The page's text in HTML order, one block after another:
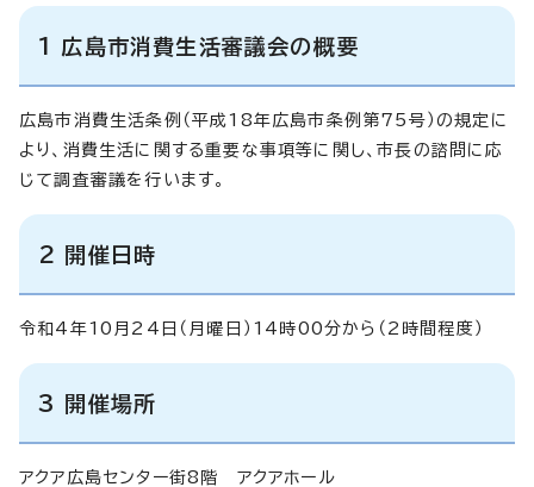
1 広島市消費生活審議会の概要
広島市消費生活条例（平成18年広島市条例第75号）の規定に
より、消費生活に関する重要な事項等に関し、市長の諮問に応
じて調査審議を行います。
2 開催日時
令和4年10月24日（月曜日）14時00分から（2時間程度）
3 開催場所
アクア広島センター街8階 アクアホール